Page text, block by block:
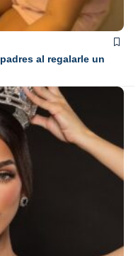
al regalarle un